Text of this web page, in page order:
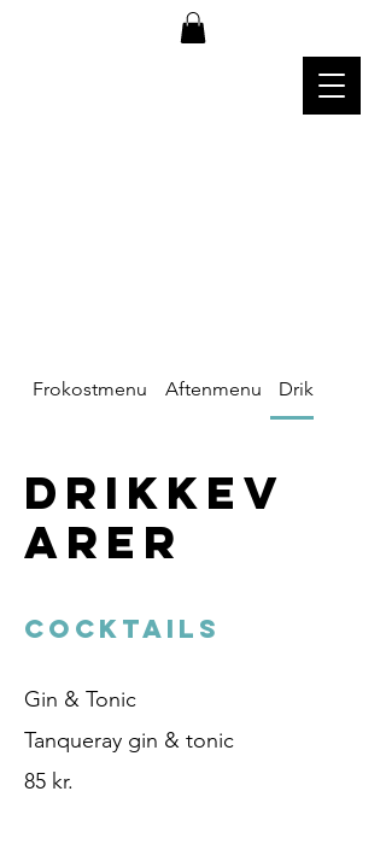
Frokostmenu Aftenmenu Drikkevarer
Drikkev
arer
COCKTAILS
Gin & Tonic
85 kr.